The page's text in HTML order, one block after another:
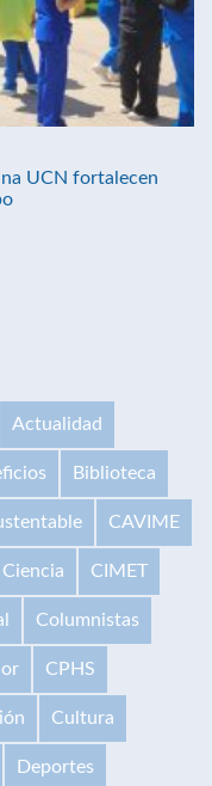
UCN fortalecen
Actualidad
Biblioteca
CAVIME
Ciencia CIMET
Columnistas
CPHS
Cultura
Deportes